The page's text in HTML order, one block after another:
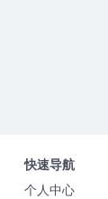
快速导航
个人中心